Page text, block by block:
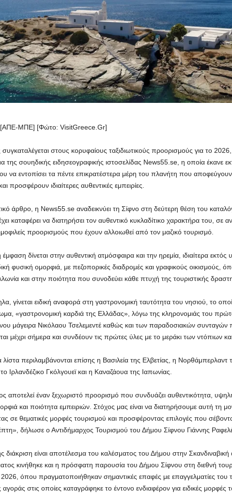
ΜΠΕ] [Φώτο: VisitGreece.Gr]
στους κορυφαίους ταξιδιωτικούς προορισμούς για το
της σουηδικής ειδησεογραφικής ιστοσελίδας News55.se, η οποία έκανε
να εντοπίσει τα πέντε επικρατέστερα μέρη του πλανήτη που αποφεύγουν
προσφέρουν ιδιαίτερες αυθεντικές εμπειρίες.
άρθρο, η News55.se αναδεικνύει τη Σίφνο στη δεύτερη θέση του
καταφέρει να διατηρήσει τον αυθεντικό κυκλαδίτικο χαρακτήρα του, σε
προορισμούς που έχουν αλλοιωθεί από τον μαζικό τουρισμό.
έμφαση δίνεται στην αυθεντική ατμόσφαιρα και την ηρεμία, ιδιαίτερα
φυσική ομορφιά, με πεζοπορικές διαδρομές και γραφικούς οικισμούς,
και στην ποιότητα που συνοδεύει κάθε πτυχή της τουριστικής
γίνεται ειδική αναφορά στη γαστρονομική ταυτότητα του νησιού, το
«γαστρονομική καρδιά της Ελλάδας», λόγω της κληρονομιάς του
μάγειρα Νικόλαου Τσελεμεντέ καθώς και των παραδοσιακών συνταγών
μέχρι σήμερα και συνδέουν τις πρώτες ύλες με το μεράκι των ντόπιων
λίστα περιλαμβάνονται επίσης η Βασιλεία της Ελβετίας, η
Ιρλανδέζικο Γκόλγουεϊ και η Καναζάουα της Ιαπωνίας.
αποτελεί έναν ξεχωριστό προορισμό που συνδυάζει αυθεντικότητα,
και ποιότητα εμπειριών. Στόχος μας είναι να διατηρήσουμε αυτή τη
σε θεματικές μορφές τουρισμού και προσφέροντας επιλογές που
δήλωσε ο Αντιδήμαρχος Τουρισμού του Δήμου Σίφνου Γιάννης
διάκριση είναι αποτέλεσμα του καλέσματος του Δήμου στην Σκανδιναβική
κινήθηκε και η πρόσφατη παρουσία του Δήμου Σίφνου στη διεθνή
όπου πραγματοποιήθηκαν σημαντικές επαφές με επαγγελματίες του
αγοράς στις οποίες καταγράφηκε το έντονο ενδιαφέρον για ειδικές μορφές